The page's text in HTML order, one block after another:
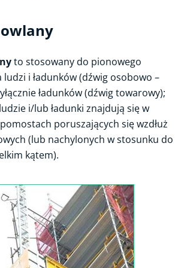
osób niepełnosprawnych
i dźwig towarowy bez prawa wstępu osób
przejezdny
wciągarki, żuraw stacjonarny
nieprostoliniowym
wiszący, podest ruchomy masztowy
to stosowany do pionowego
i ładunków (dźwig osobowo –
ładunków (dźwig towarowy);
i/lub ładunki znajdują się w
poruszających się wzdłuż
(lub nachylonych w stosunku do
kątem).